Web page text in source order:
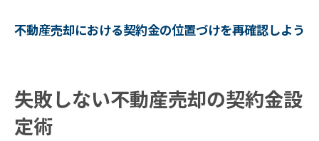
ント
不動産売却における契約金交渉の注意点
不動産売却における契約金の位置づけを再確認しよう
失敗しない不動産売却の契約金設
定術